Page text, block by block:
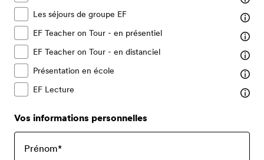
Les séjours de groupe EF
EF Teacher on Tour - en présentiel
EF Teacher on Tour - en distanciel
Présentation en école
EF Lecture
Vos informations personnelles
Prénom*